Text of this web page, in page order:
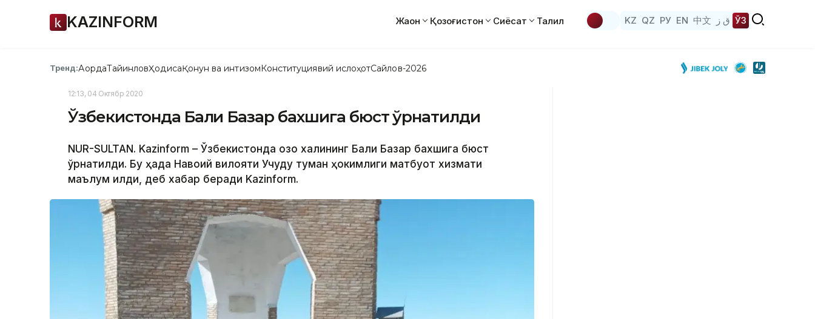
KAZINFORM Жаҳон Қозоғистон Сиёсат Таҳлил KZ QZ РУ EN 中文 ق ز ЎЗ
Тренд:АқордаТайинловҲодисаҚонун ва интизомКонституциявий ислоҳотСайлов-2026
12:13, 04 Октябр 2020
Ўзбекистонда Балқи Базар бахшига бюст ўрнатилди
NUR-SULTAN. Kazinform – Ўзбекистонда қозоқ халқининг Балқи Базар бахшига бюст
ўрнатилди. Бу ҳақда Навоий вилояти Учқудуқ туман ҳокимлиги матбуот хизмати
маълум қилди, деб хабар беради Kazinform.